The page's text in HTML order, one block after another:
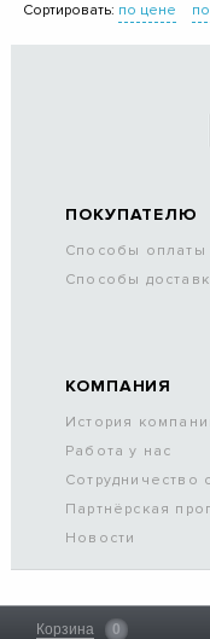
Сортировать: по цене
ПОКУПАТЕЛЮ
Способы оплаты
Способы
КОМПАНИЯ
История
Работа у нас
Сотрудничество
Партнёрская
Новости
Корзина 0